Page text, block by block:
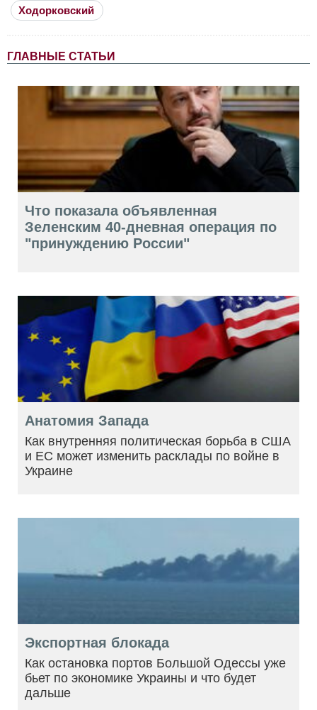
Ходорковский
ГЛАВНЫЕ СТАТЬИ
Что показала объявленная
Зеленским 40-дневная операция по
"принуждению России"
Анатомия Запада
Как внутренняя политическая борьба в США
и ЕС может изменить расклады по войне в
Украине
Экспортная блокада
Как остановка портов Большой Одессы уже
бьет по экономике Украины и что будет
дальше